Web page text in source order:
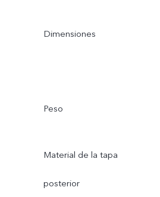
Dimensiones
Peso
Material de la tapa
posterior